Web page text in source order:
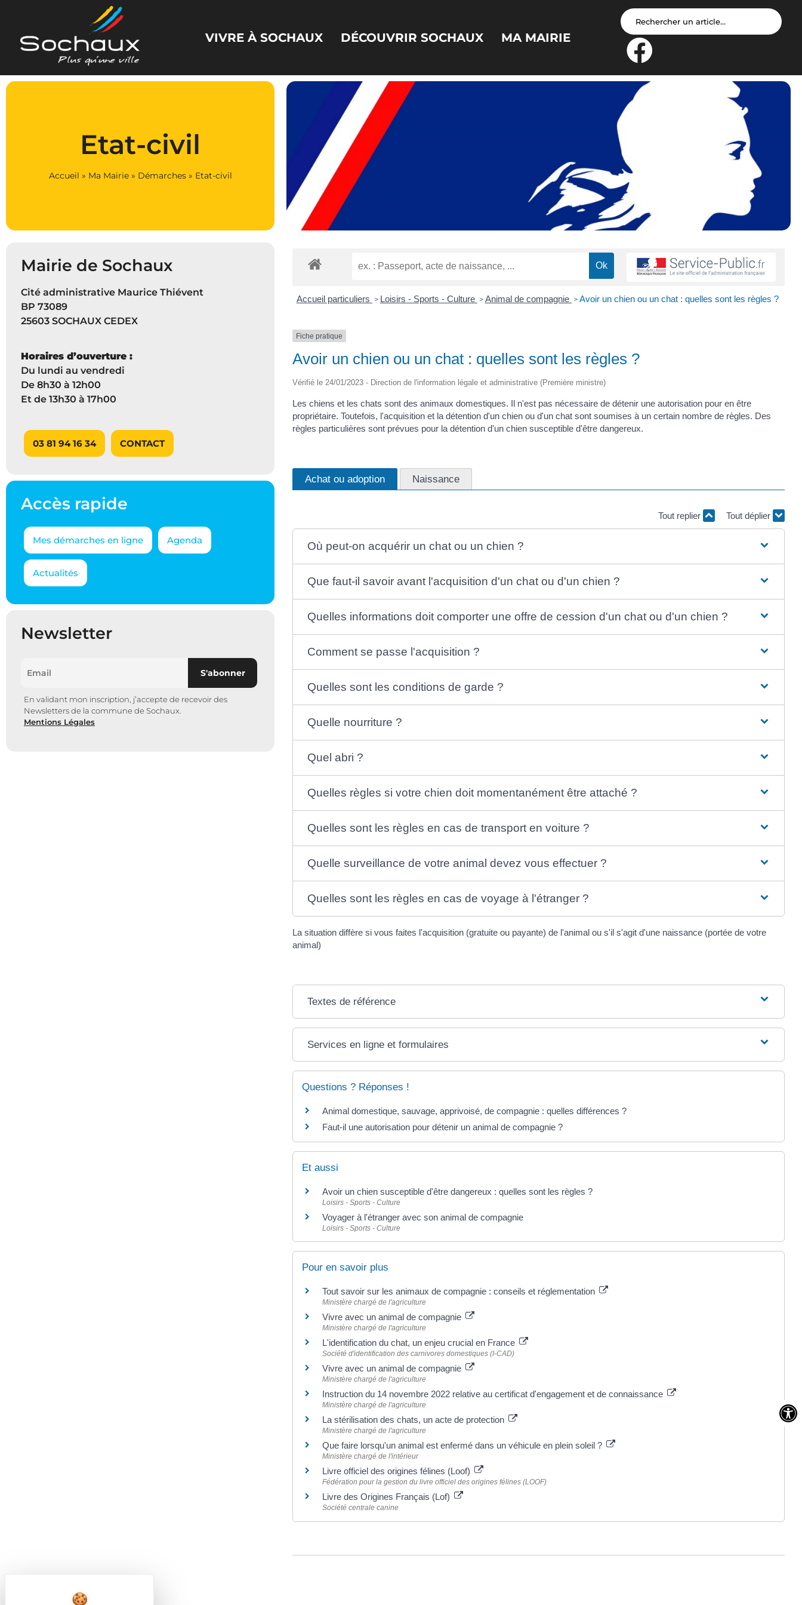
VIVRE À SOCHAUX DÉCOUVRIR SOCHAUX MA MAIRIE
Etat-civil
Accueil » Ma Mairie» Démarches» Etat-civil
Mairie de Sochaux
Cité administrative Maurice Thiévent
BP 73089
25603 SOCHAUX CEDEX
Horaires d’ouverture :
Du lundi au vendredi
De 8h30 à 12h00
Et de 13h30 à 17h00
03 81 94 16 34 CONTACT
Accès rapide
Mes démarches en ligne Agenda
Actualités
Newsletter
En validant mon inscription, j’accepte de recevoir des
Newsletters de la commune de Sochaux.
Mentions Légales
Accueil particuliers > Loisirs - Sports - Culture >Animal de compagnie >Avoir un chien ou un chat : quelles sont les règles ?
Fiche pratique
Avoir un chien ou un chat : quelles sont les règles ?
Vérifié le 24/01/2023 - Direction de l'information légale et administrative (Première ministre)
Les chiens et les chats sont des animaux domestiques. Il n'est pas nécessaire de détenir une autorisation pour en être
propriétaire. Toutefois, l'acquisition et la détention d'un chien ou d'un chat sont soumises à un certain nombre de règles. Des
règles particulières sont prévues pour la détention d'un chien susceptible d'être dangereux.
Achat ou adoption Naissance
Tout replier Tout déplier
Où peut-on acquérir un chat ou un chien ?
Que faut-il savoir avant l'acquisition d'un chat ou d'un chien ?
Quelles informations doit comporter une offre de cession d'un chat ou d'un chien ?
Comment se passe l'acquisition ?
Quelles sont les conditions de garde ?
Quelle nourriture ?
Quel abri ?
Quelles règles si votre chien doit momentanément être attaché ?
Quelles sont les règles en cas de transport en voiture ?
Quelle surveillance de votre animal devez vous effectuer ?
Quelles sont les règles en cas de voyage à l'étranger ?
La situation diffère si vous faites l'acquisition (gratuite ou payante) de l'animal ou s'il s'agit d'une naissance (portée de votre
animal)
Textes de référence
Services en ligne et formulaires
Questions ? Réponses !
Animal domestique, sauvage, apprivoisé, de compagnie : quelles différences ?
Faut-il une autorisation pour détenir un animal de compagnie ?
Et aussi
Avoir un chien susceptible d'être dangereux : quelles sont les règles ?
Loisirs - Sports - Culture
Voyager à l'étranger avec son animal de compagnie
Loisirs - Sports - Culture
Pour en savoir plus
Tout savoir sur les animaux de compagnie : conseils et réglementation
Ministère chargé de l'agriculture
Vivre avec un animal de compagnie
Ministère chargé de l'agriculture
L'identification du chat, un enjeu crucial en France
Société d'identification des carnivores domestiques (I-CAD)
Vivre avec un animal de compagnie
Ministère chargé de l'agriculture
Instruction du 14 novembre 2022 relative au certificat d'engagement et de connaissance
Ministère chargé de l'agriculture
La stérilisation des chats, un acte de protection
Ministère chargé de l'agriculture
Que faire lorsqu'un animal est enfermé dans un véhicule en plein soleil ?
Ministère chargé de l'intérieur
Livre officiel des origines félines (Loof)
Fédération pour la gestion du livre officiel des origines félines (LOOF)
Livre des Origines Français (Lof)
Société centrale canine
Panneau de gestion des cookies